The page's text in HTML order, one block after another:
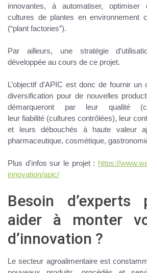
innovantes, à automatiser, optimiser
cultures de plantes en environnement
(“plant factories”).
Par ailleurs, une stratégie
développée au cours de ce projet.
L’objectif d'APIC est donc de fournir un
diversification pour de nouvelles
démarqueront par leur qualité
leur fiabilité (cultures contrôlées), leur
et leursdébouchés à haute valeur
pharmaceutique, cosmétique,
Plus d'infos sur le projet: https://
innovation/apic/
Besoin d’experts
aider à monter
d’innovation ?
Le secteur agroalimentaire est